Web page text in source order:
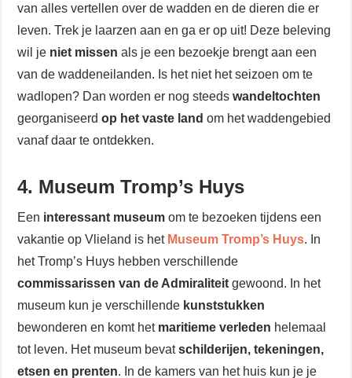
van alles vertellen over de wadden en de dieren die er
leven. Trek je laarzen aan en ga er op uit! Deze beleving
wil je niet missen als je een bezoekje brengt aan een
van de waddeneilanden. Is het niet het seizoen om te
wadlopen? Dan worden er nog steedswandeltochten
georganiseerdop het vaste land om het waddengebied
vanaf daar te ontdekken.
4. Museum Tromp’s Huys
Een interessant museum om te bezoeken tijdens een
vakantie op Vlieland is het Museum Tromp’s Huys. In
het Tromp’s Huys hebben verschillende
commissarissen van de Admiraliteit gewoond. In het
museum kun je verschillende kunststukken
bewonderen en komt het maritieme verleden helemaal
tot leven. Het museum bevatschilderijen, tekeningen,
etsen en prenten. In de kamers van het huis kun je je